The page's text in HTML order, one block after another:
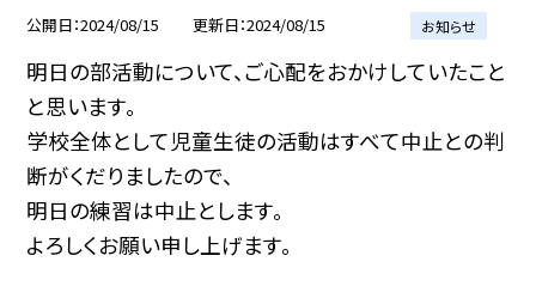
公開日 2024/08/15 更新日 2024/08/15 お知らせ
明日の部活動について、ご心配をおかけしていたこと
と思います。
学校全体として児童生徒の活動はすべて中止との判
断がくだりましたので、
明日の練習は中止とします。
よろしくお願い申し上げます。